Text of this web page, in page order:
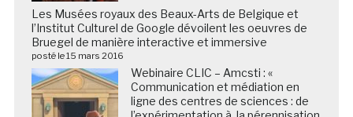
Les Musées royaux des Beaux-Arts de Belgique et
l’Institut Culturel de Google dévoilent les oeuvres de
Bruegel de manière interactive et immersive
posté le 15 mars 2016
Webinaire CLIC – Amcsti : «
Communication et médiation en
ligne des centres de sciences : de